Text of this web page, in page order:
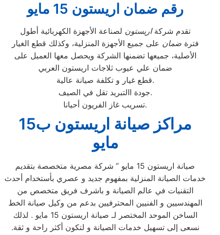
رقم ضمان اريستون 15 مايو
تقدم شركةاريستون لصناعة الأجهزة الكهربائية أطول
فترةضمان على جميع الأجهزة المنزلية، وكذلك قطع الغيار
الأصلية، جميعها تضمنها الشركة ويحصل معها العميل على
ضمان علي عيوب ثلاجات اريستون العربي
قطع غيار و تكلفة صيانة عالية.
جودة االتبريد تقل في الصيف.
تسريب غاز الفريون أحيانا.
مراكز صيانة اريستون ب15
مايو
صيانة اريستون 15 مايو ” شركة مصرية متخصصة بتقديم
خدمات الصيانة المنزلية بمفهوم جديد و عصري بأستخدام أحدث
التقنيات في عالم الصيانة و باشرف فريق متخصص من
المهندسيين و الفنيين المحترفيين بدعم من وكيل صيانة الخط
الساخن الموحد المختصر لـ صيانة اريستون 15 مايو . لذلك
نسعى إلى تسهيل خدمات الصيانة و لتكون أكثر راحة و ثقة.